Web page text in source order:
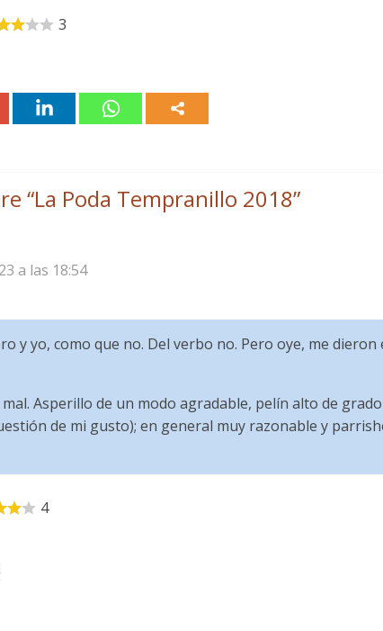
3
“La Poda Tempranillo 2018”
a las 18:54
y yo, como que no. Del verbo no. Pero oye, me
Asperillo de un modo agradable, pelín alto de
de mi gusto); en general muy razonable y
4